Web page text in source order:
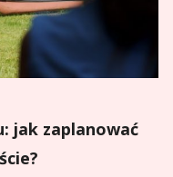
jak zaplanować